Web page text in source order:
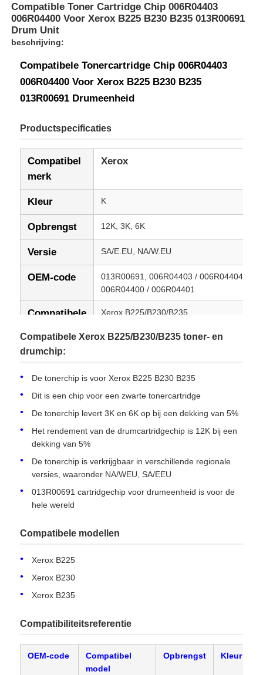
Thuis
Compatible Toner Cartridge Chip 006R04403
006R04400 Voor Xerox B225 B230 B235 013R00691
Drum Unit
beschrijving:
Compatibele Tonercartridge Chip 006R04403
006R04400 Voor Xerox B225 B230 B235
013R00691 Drumeenheid
Productspecificaties
Compatibel
merk
Xerox
Kleur K
Opbrengst 12K, 3K, 6K
Versie SA/E.EU, NA/W.EU
OEM-code
013R00691, 006R04403 / 006R04404
006R04400 / 006R04401
Compatibele
Xerox B225/B230/B235
Voorwaarde
Compatibele Xerox B225/B230/B235 toner- en
drumchip:
De tonerchip is voor Xerox B225 B230 B235
Dit is een chip voor een zwarte tonercartridge
De tonerchip levert 3K en 6K op bij een dekking van 5%
Het rendement van de drumcartridgechip is 12K bij een
dekking van 5%
De tonerchip is verkrijgbaar in verschillende regionale
versies, waaronder NA/WEU, SA/EEU
013R00691 cartridgechip voor drumeenheid is voor de
hele wereld
Compatibele modellen
Xerox B225
Xerox B230
Xerox B235
Compatibiliteitsreferentie
OEM-code
Compatibel
model
Opbrengst Kleur